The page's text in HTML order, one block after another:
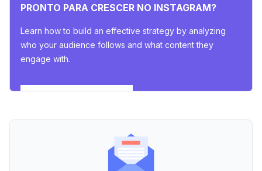
PRONTO PARA CRESCER NO INSTAGRAM?
Learn how to build an effective strategy by analyzing
who your audience follows and what content they
engage with.